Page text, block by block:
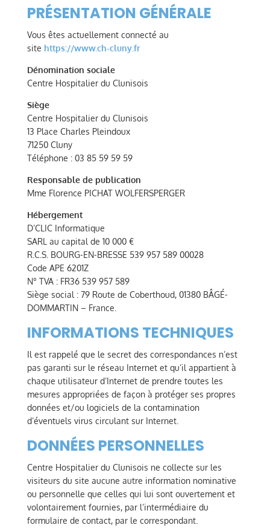
PRÉSENTATION GÉNÉRALE
Vous êtes actuellement connecté au
site https://www.ch-cluny.fr
Dénomination sociale
Centre Hospitalier du Clunisois
Siège
Centre Hospitalier du Clunisois
13 Place Charles Pleindoux
71250 Cluny
Téléphone : 03 85 59 59 59
Responsable de publication
Mme Florence PICHAT WOLFERSPERGER
Hébergement
D’CLIC Informatique
SARL au capital de 10 000 €
R.C.S. BOURG-EN-BRESSE 539 957 589 00028
Code APE 6201Z
N° TVA : FR36 539 957 589
Siège social : 79 Route de Coberthoud, 01380 BÂGÉ-
DOMMARTIN – France.
INFORMATIONS TECHNIQUES
Il est rappelé que le secret des correspondances n’est
pas garanti sur le réseau Internet et qu’il appartient à
chaque utilisateur d’Internet de prendre toutes les
mesures appropriées de façon à protéger ses propres
données et/ou logiciels de la contamination
d’éventuels virus circulant sur Internet.
DONNÉES PERSONNELLES
Centre Hospitalier du Clunisois ne collecte sur les
visiteurs du site aucune autre information nominative
ou personnelle que celles qui lui sont ouvertement et
volontairement fournies, par l’intermédiaire du
formulaire de contact, par le correspondant.